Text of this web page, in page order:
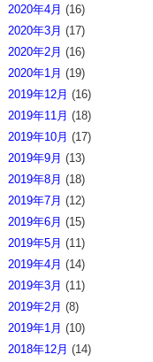
2020年4月 (16)
2020年3月 (17)
2020年2月 (16)
2020年1月 (19)
2019年12月 (16)
2019年11月 (18)
2019年10月 (17)
2019年9月 (13)
2019年8月 (18)
2019年7月 (12)
2019年6月 (15)
2019年5月 (11)
2019年4月 (14)
2019年3月 (11)
2019年2月 (8)
2019年1月 (10)
2018年12月 (14)